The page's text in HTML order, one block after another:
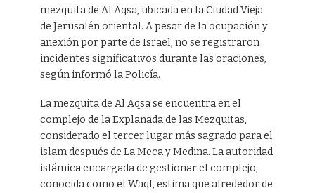
mezquita de Al Aqsa, ubicada en la Ciudad Vieja
de Jerusalén oriental. A pesar de la ocupación y
anexión por parte de Israel, no se registraron
incidentes significativos durante las oraciones,
según informó la Policía.
La mezquita de Al Aqsa se encuentra en el
complejo de la Explanada de las Mezquitas,
considerado el tercer lugar más sagrado para el
islam después de La Meca y Medina. La autoridad
islámica encargada de gestionar el complejo,
conocida como el Waqf, estima que alrededor de